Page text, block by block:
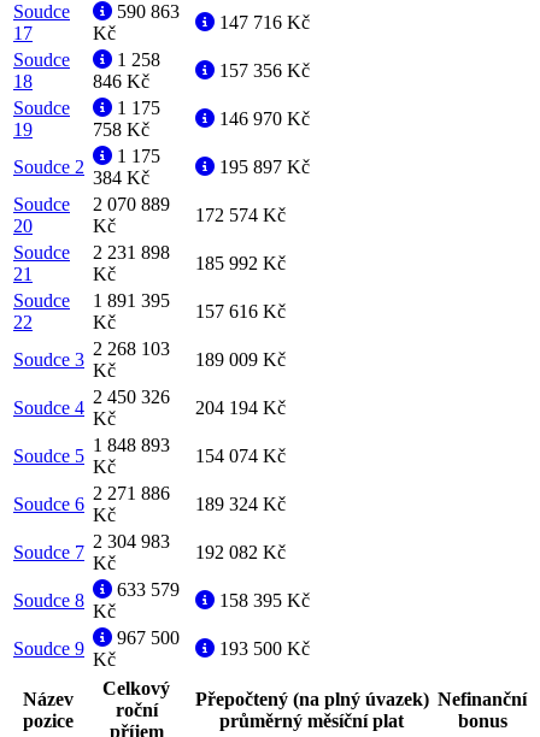
Soudce
17
590 863
Kč
147 716 Kč
Soudce
18
1 258
846 Kč
157 356 Kč
Soudce
19
1 175
758 Kč
146 970 Kč
Soudce 2
1 175
384 Kč
195 897 Kč
Soudce
20
2 070 889
Kč
172 574 Kč
Soudce
21
2 231 898
Kč
185 992 Kč
Soudce
22
1 891 395
Kč
157 616 Kč
Soudce 3
2 268 103
Kč
189 009 Kč
Soudce 4
2 450 326
Kč
204 194 Kč
Soudce 5
1 848 893
Kč
154 074 Kč
Soudce 6
2 271 886
Kč
189 324 Kč
Soudce 7
2 304 983
Kč
192 082 Kč
Soudce 8
633 579
Kč
158 395 Kč
Soudce 9
967 500
Kč
193 500 Kč
Název
pozice
Celkový
roční
příjem
Přepočtený (na plný úvazek)
průměrný měsíční plat
Nefinanční
bonus